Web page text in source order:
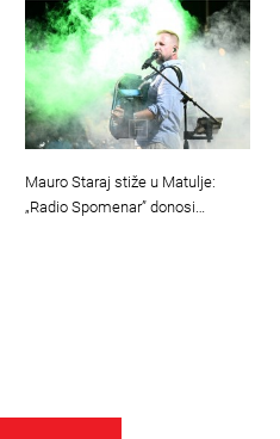
Mauro Staraj stiže u Matulje:
„Radio Spomenar” donosi…